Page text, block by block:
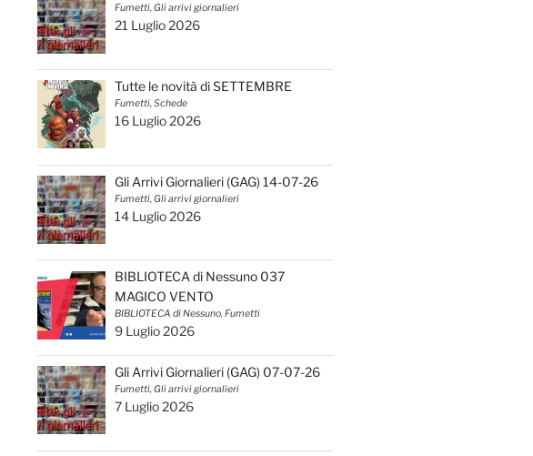
Fumetti, Gli arrivi giornalieri
21 Luglio 2026
Tutte le novità di SETTEMBRE
Fumetti, Schede
16 Luglio 2026
Gli Arrivi Giornalieri (GAG) 14-07-26
Fumetti, Gli arrivi giornalieri
14 Luglio 2026
BIBLIOTECA di Nessuno 037
MAGICO VENTO
BIBLIOTECA di Nessuno, Fumetti
9 Luglio 2026
Gli Arrivi Giornalieri (GAG) 07-07-26
Fumetti, Gli arrivi giornalieri
7 Luglio 2026